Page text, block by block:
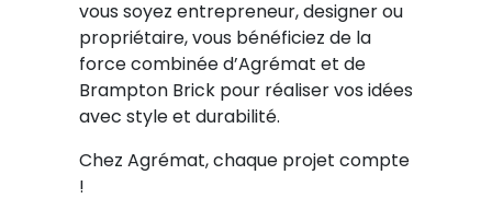
vous soyez entrepreneur, designer ou
propriétaire, vous bénéficiez de la
force combinée d’Agrémat et de
Brampton Brick pour réaliser vos idées
avec style et durabilité.
Chez Agrémat, chaque projet compte
!